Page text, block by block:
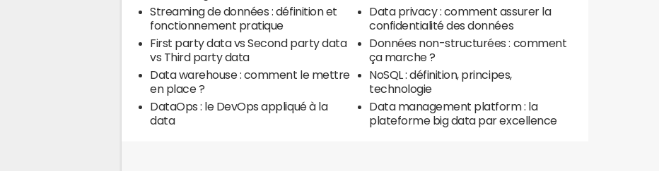
Streaming de données : définition et
fonctionnement pratique
Data privacy : comment assurer la
confidentialité des données
First party data vs Second party data
vs Third party data
Données non-structurées : comment
ça marche ?
Data warehouse : comment le mettre
en place ?
NoSQL : définition, principes,
technologie
DataOps : le DevOps appliqué à la
data
Data management platform : la
plateforme big data par excellence